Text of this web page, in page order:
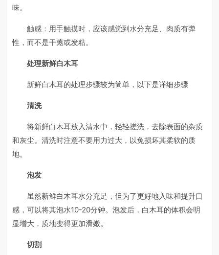
味。
触感：用手触摸时，应该感觉到水分充足、肉质有弹
性，而不是干瘪或发粘。
处理新鲜白木耳
新鲜白木耳的处理步骤较为简单，以下是详细步骤
清洗
将新鲜白木耳放入清水中，轻轻搓洗，去除表面的杂质
和灰尘。清洗时注意不要用力过大，以免损坏其柔软的质
地。
泡发
虽然新鲜白木耳水分充足，但为了更好地入味和提升口
感，可以将其泡水10-20分钟。泡发后，白木耳的体积会明
显增大，质地变得更加滑嫩。
切割